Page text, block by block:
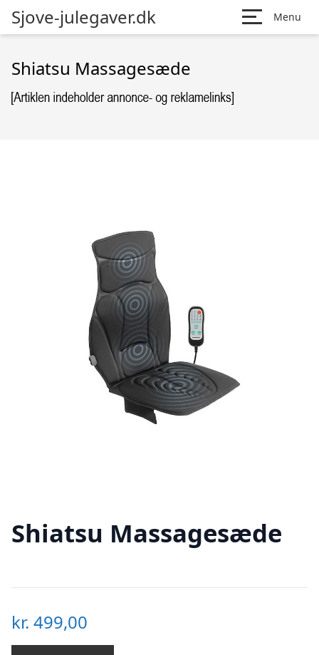
Sjove-julegaver.dk Menu
Shiatsu Massagesæde
Shiatsu Massagesæde
kr. 499,00